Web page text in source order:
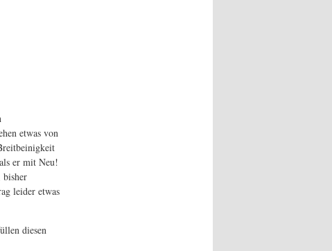
etwas von
er mit Neu!
bisher
leider etwas
diesen